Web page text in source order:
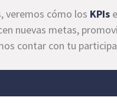
veremos cómo los KPIs
nuevas metas,
contar con tu